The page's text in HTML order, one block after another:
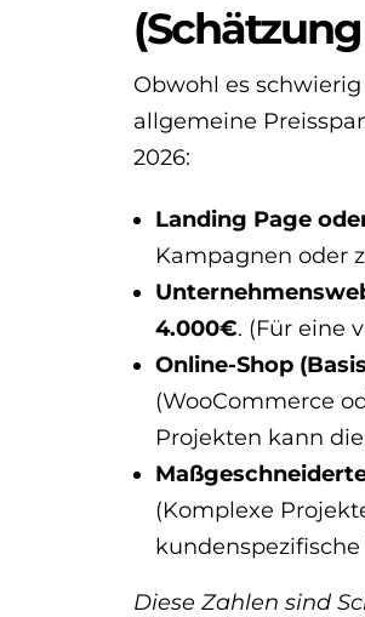
Obwohl es
allgemeine
2026:
Landing Page
Kampagnen oder
4.000€. (Für eine
Online-Shop
(WooCommerce
Projekten kann
(Komplexe
Diese Zahlen sind